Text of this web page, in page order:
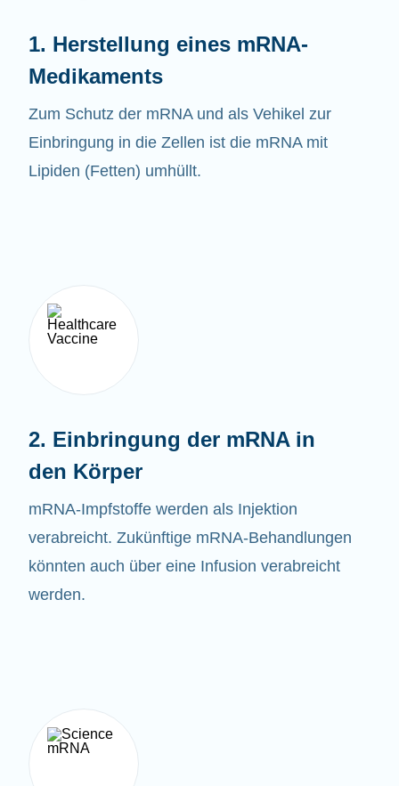
1. Herstellung eines mRNA-
Medikaments
Zum Schutz der mRNA und als Vehikel zur
Einbringung in die Zellen ist die mRNA mit
Lipiden (Fetten) umhüllt.
2. Einbringung der mRNA in
den Körper
mRNA-Impfstoffe werden als Injektion
verabreicht. Zukünftige mRNA-Behandlungen
könnten auch über eine Infusion verabreicht
werden.